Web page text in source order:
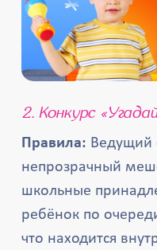
2. Конкурс
Правила: Ведущий
непрозрачный
школьные
ребёнок по
что находится